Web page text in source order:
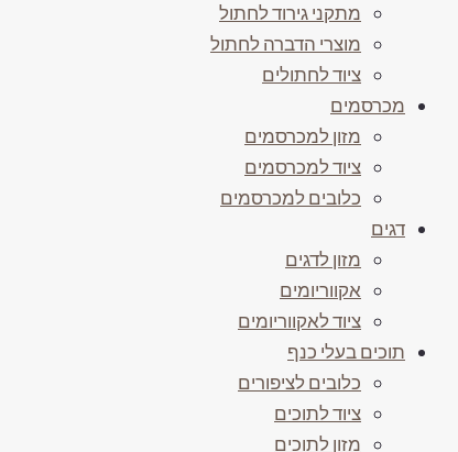
מתקני גירוד לחתול
מוצרי הדברה לחתול
ציוד לחתולים
מכרסמים
מזון למכרסמים
ציוד למכרסמים
כלובים למכרסמים
דגים
מזון לדגים
אקווריומים
ציוד לאקווריומים
תוכים בעלי כנף
כלובים לציפורים
ציוד לתוכים
מזון לתוכים